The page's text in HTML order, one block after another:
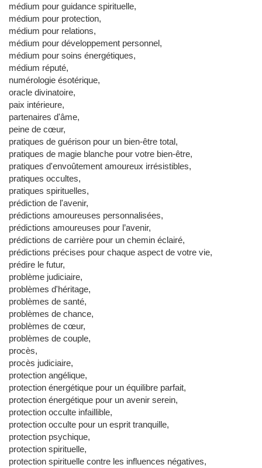
médium pour guidance spirituelle,
médium pour protection,
médium pour relations,
médium pour développement personnel,
médium pour soins énergétiques,
médium réputé,
numérologie ésotérique,
oracle divinatoire,
paix intérieure,
partenaires d'âme,
peine de cœur,
pratiques de guérison pour un bien-être total,
pratiques de magie blanche pour votre bien-être,
pratiques d'envoûtement amoureux irrésistibles,
pratiques occultes,
pratiques spirituelles,
prédiction de l'avenir,
prédictions amoureuses personnalisées,
prédictions amoureuses pour l’avenir,
prédictions de carrière pour un chemin éclairé,
prédictions précises pour chaque aspect de votre vie,
prédire le futur,
problème judiciaire,
problèmes d'héritage,
problèmes de santé,
problèmes de chance,
problèmes de cœur,
problèmes de couple,
procès,
procès judiciaire,
protection angélique,
protection énergétique pour un équilibre parfait,
protection énergétique pour un avenir serein,
protection occulte infaillible,
protection occulte pour un esprit tranquille,
protection psychique,
protection spirituelle,
protection spirituelle contre les influences négatives,